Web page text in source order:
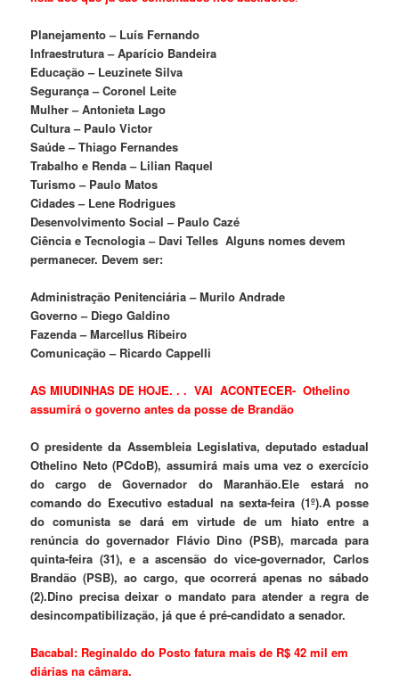
Planejamento – Luís Fernando
Infraestrutura – Aparício Bandeira
Educação – Leuzinete Silva
Segurança – Coronel Leite
Mulher – Antonieta Lago
Cultura – Paulo Victor
Saúde – Thiago Fernandes
Trabalho e Renda – Lilian Raquel
Turismo – Paulo Matos
Cidades – Lene Rodrigues
Desenvolvimento Social – Paulo Cazé
Ciência e Tecnologia – Davi TellesAlguns nomes devem
permanecer. Devem ser:
Administração Penitenciária – Murilo Andrade
Governo – Diego Galdino
Fazenda – Marcellus Ribeiro
Comunicação – Ricardo Cappelli
AS MIUDINHAS DE HOJE. . . VAI ACONTECER-Othelino
assumirá o governo antes da posse de Brandão
O presidente da Assembleia Legislativa, deputado estadual
Othelino Neto (PCdoB), assumirá mais uma vez o exercício
do cargo de Governador do Maranhão.Ele estará no
comando do Executivo estadual na sexta-feira (1º).A posse
do comunista se dará em virtude de um hiato entre a
renúncia do governador Flávio Dino (PSB), marcada para
quinta-feira (31), e a ascensão do vice-governador, Carlos
Brandão (PSB), ao cargo, que ocorrerá apenas no sábado
(2).Dino precisa deixar o mandato para atender a regra de
desincompatibilização, já que é pré-candidato a senador.
Bacabal: Reginaldo do Posto fatura mais de R$ 42 mil em
diárias na câmara.